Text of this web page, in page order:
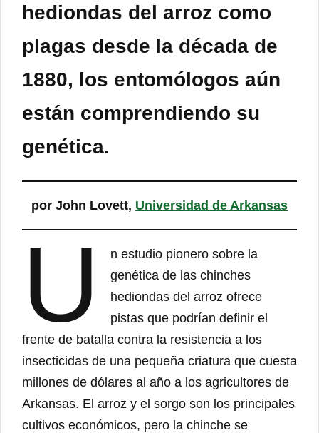
hediondas del arroz como
plagas desde la década de
1880, los entomólogos aún
están comprendiendo su
genética.
por John Lovett, Universidad de Arkansas
U
n estudio pionero sobre la
genética de las chinches
hediondas del arroz ofrece
pistas que podrían definir el
frente de batalla contra la resistencia a los
insecticidas de una pequeña criatura que cuesta
millones de dólares al año a los agricultores de
Arkansas. El arroz y el sorgo son los principales
cultivos económicos, pero la chinche se